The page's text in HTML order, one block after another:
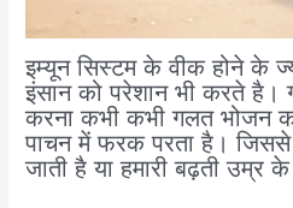
इम्यून सिस्टम के वीक होने के
इंसान को परेशान भी करते
करना कभी कभी गलत भोजन
पाचन में फरक परता है। जिससे
जाती है या हमारी बढ़ती उम्र